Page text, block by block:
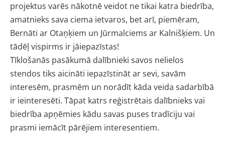
projektus varēs nākotnē veidot ne tikai katra biedrība,
amatnieks sava ciema ietvaros, bet arī, piemēram,
Bernāti ar Otaņķiem un Jūrmalciems ar Kalnišķiem. Un
tādēļ vispirms ir jāiepazīstas!
Tīklošanās pasākumā dalībnieki savos nelielos
stendos tiks aicināti iepazīstināt ar sevi, savām
interesēm, prasmēm un norādīt kāda veida sadarbībā
ir ieinteresēti. Tāpat katrs reģistrētais dalībnieks vai
biedrība apņēmies kādu savas puses tradīciju vai
prasmi iemācīt pārējiem interesentiem.